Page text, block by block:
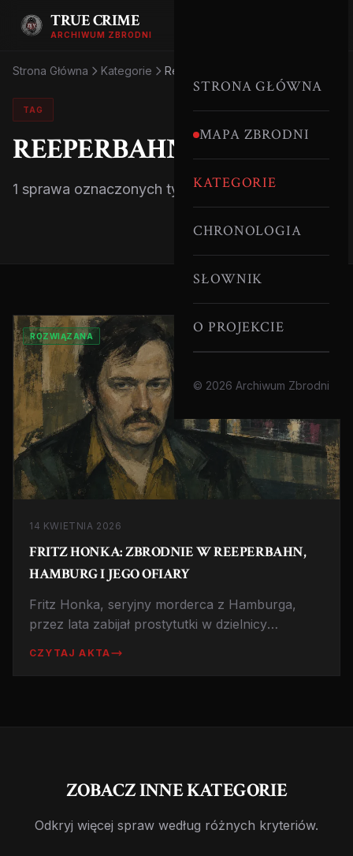
TRUE CRIME
ARCHIWUM ZBRODNI
STRONA GŁÓWNA
MAPA ZBRODNI
KATEGORIE
CHRONOLOGIA
SŁOWNIK
O PROJEKCIE
© 2026 Archiwum Zbrodni
Strona Główna Kategorie Reeperbahn
TAG
REEPERBAHN
1 sprawa oznaczonych tym tagiem.
ROZWIĄZANA SERYJNI MORDERCY
14 KWIETNIA 2026
FRITZ HONKA: ZBRODNIE W REEPERBAHN,
HAMBURG I JEGO OFIARY
Fritz Honka, seryjny morderca z Hamburga,
przez lata zabijał prostytutki w dzielnicy
CZYTAJ AKTA
ZOBACZ INNE KATEGORIE
Odkryj więcej spraw według różnych kryteriów.